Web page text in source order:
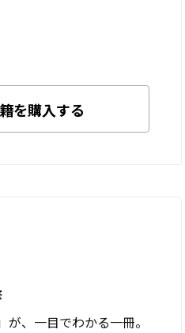
を購入する
、一目でわかる一冊。